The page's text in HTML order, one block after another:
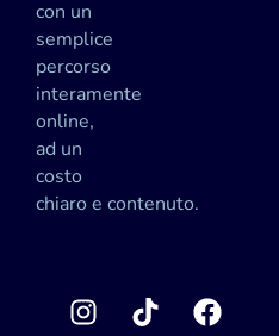
con un
semplice
percorso
interamente
online,
ad un
costo
chiaro e contenuto.